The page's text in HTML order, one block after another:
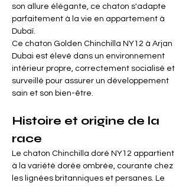
son allure élégante, ce chaton s'adapte
parfaitement à la vie en appartement à
Dubaï.
Ce chaton Golden Chinchilla NY12 à Arjan
Dubai est élevé dans un environnement
intérieur propre, correctement socialisé et
surveillé pour assurer un développement
sain et son bien-être.
Histoire et origine de la
race
Le chaton Chinchilla doré NY12 appartient
à la variété dorée ombrée, courante chez
les lignées britanniques et persanes. Le